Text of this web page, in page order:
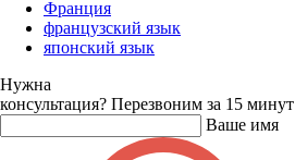
Франция
французский язык
японский язык
Нужна
консультация? Перезвоним за 15 минут
Ваше имя